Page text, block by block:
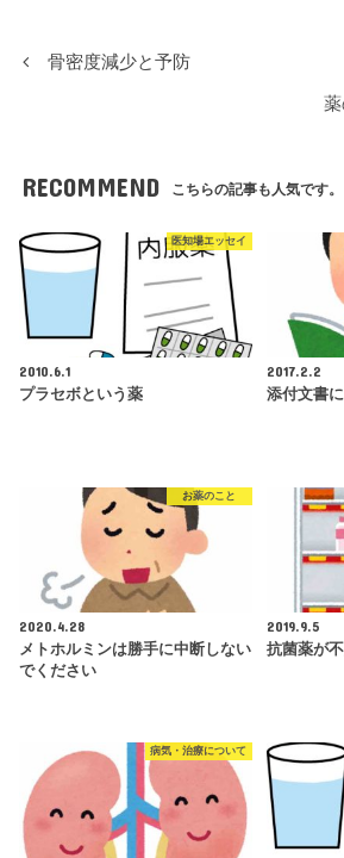
骨密度減少と予防
RECOMMEND こちらの記事も人気です。
医知場エッセイ
2010.6.1
プラセボという薬
2017.2.2
添付文書
お薬のこと
2020.4.28
メトホルミンは勝手に中断しない
でください
2019.9.5
抗菌薬が
病気・治療について